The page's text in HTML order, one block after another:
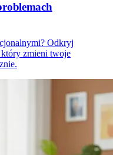
Odkryj
zmieni twoje